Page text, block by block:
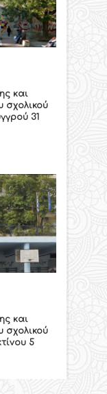
και
σχολικού
31
και
σχολικού
5